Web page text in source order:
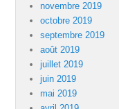
novembre 2019
octobre 2019
septembre 2019
août 2019
juillet 2019
juin 2019
mai 2019